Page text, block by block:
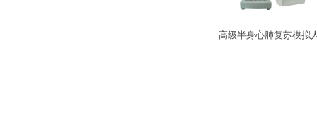
高级半身心肺复苏模拟